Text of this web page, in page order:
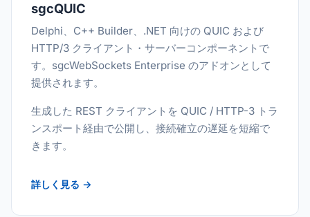
sgcQUIC
Delphi、C++ Builder、.NET 向けの QUIC および
HTTP/3 クライアント・サーバーコンポーネントで
す。sgcWebSockets Enterprise のアドオンとして
提供されます。
生成した REST クライアントを QUIC / HTTP-3 トラ
ンスポート経由で公開し、接続確立の遅延を短縮で
きます。
詳しく見る →